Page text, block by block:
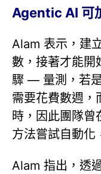
Agentic AI 可
Alam 表示，建
數，接著才能開
驟 — 量測，若
需要花費數週，
時，因此團隊曾
方法嘗試自動化
Alam 指出，透